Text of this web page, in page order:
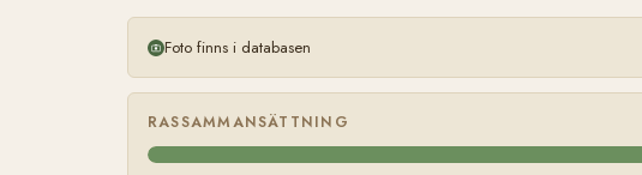
Foto finns i databasen
RASSAMMANSÄTTNING